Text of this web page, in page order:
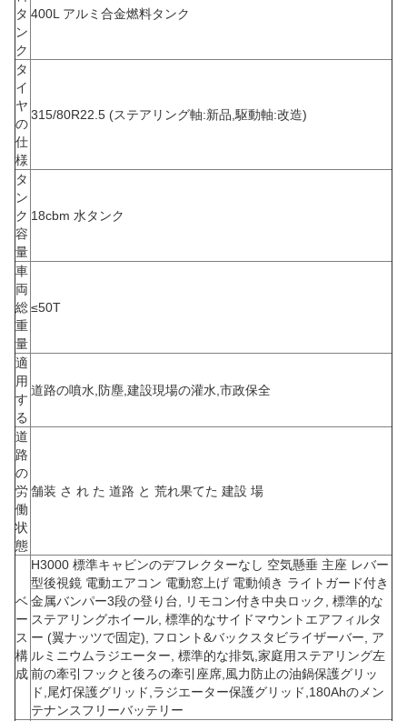
タ
ン
ク
400L アルミ合金燃料タンク
タ
イ
ヤ
の
仕
様
315/80R22.5 (ステアリング軸:新品,駆動軸:改造)
タ
ン
ク
容
量
18cbm 水タンク
車
両
総
重
量
≤50T
適
用
す
る
道路の噴水,防塵,建設現場の灌水,市政保全
道
路
の
労
働
状
態
舗装 さ れ た 道路 と 荒れ果てた 建設 場
ベ
ー
ス
構
成
H3000 標準キャビンのデフレクターなし 空気懸垂 主座 レバー
型後視鏡 電動エアコン 電動窓上げ 電動傾き ライトガード付き
金属バンパー3段の登り台, リモコン付き中央ロック, 標準的な
ステアリングホイール, 標準的なサイドマウントエアフィルタ
ー (翼ナッツで固定), フロント&バックスタビライザーバー, ア
ルミニウムラジエーター, 標準的な排気,家庭用ステアリング左
前の牽引フックと後ろの牽引座席,風力防止の油鍋保護グリッ
ド,尾灯保護グリッド,ラジエーター保護グリッド,180Ahのメン
テナンスフリーバッテリー